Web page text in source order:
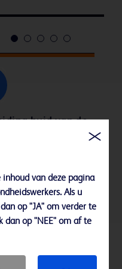
huid van de
van de experts
van deze pagina
Als u
op "JA" om verder te
dan op "NEE" om af te